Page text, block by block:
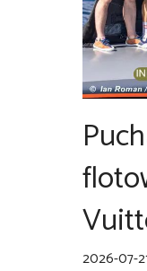
2026-07-